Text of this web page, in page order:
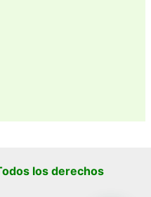
los derechos